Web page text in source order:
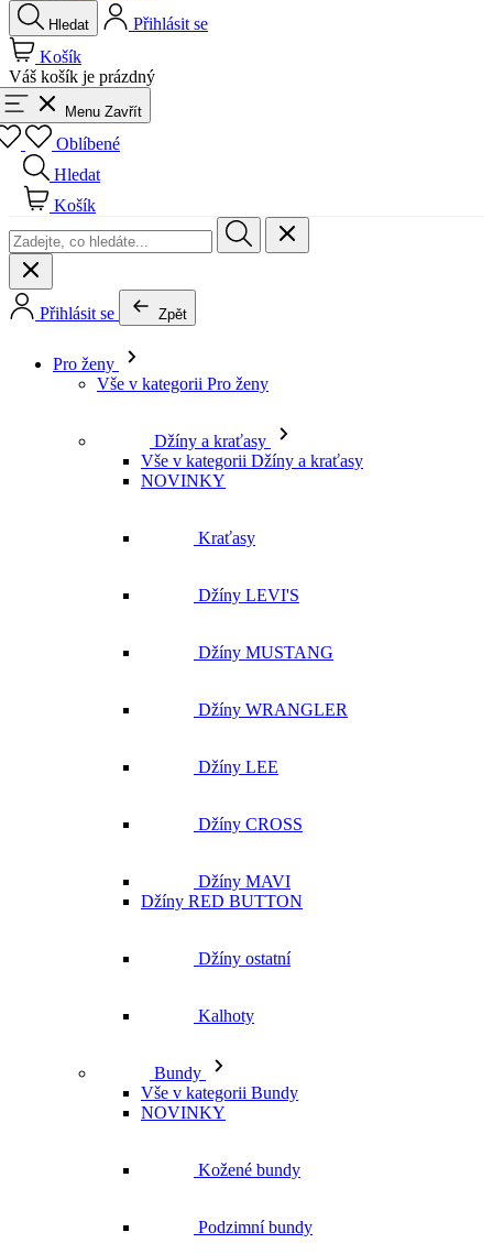
Hledat
Přihlásit se
Košík
Váš košík je prázdný
Menu Zavřít
Oblíbené
Hledat
Košík
Přihlásit se Zpět
Pro ženy
Vše v kategorii Pro ženy
Džíny a kraťasy
Vše v kategorii Džíny a kraťasy
NOVINKY
Kraťasy
Džíny LEVI'S
Džíny MUSTANG
Džíny WRANGLER
Džíny LEE
Džíny CROSS
Džíny MAVI
Džíny RED BUTTON
Džíny ostatní
Kalhoty
Bundy
Vše v kategorii Bundy
NOVINKY
Kožené bundy
Podzimní bundy